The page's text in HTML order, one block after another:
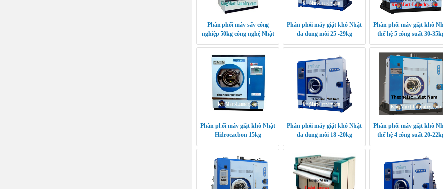
Phân phối máy sấy công
nghiệp 50kg công nghệ Nhật
Phân phối máy giặt khô Nhật
đa dung môi 25 -29kg
Phân phối máy giặt khô
thế hệ 5 công suất 30-
Phân phối máy giặt khô Nhật
Hidrocacbon 15kg
Phân phối máy giặt khô Nhật
đa dung môi 18 -20kg
Phân phối máy giặt khô
thế hệ 4 công suất 20-